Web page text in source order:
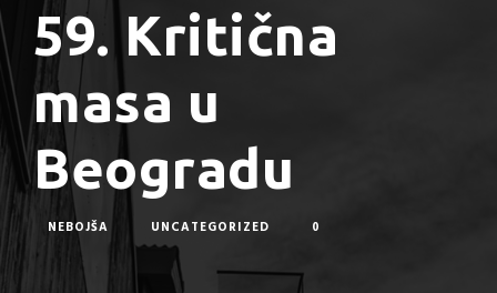
59. Kritična
masa u
Beogradu
NEBOJŠA UNCATEGORIZED 0